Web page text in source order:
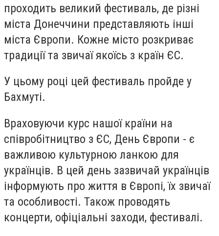
проходить великий фестиваль, де різні
міста Донеччини представляють інші
міста Європи. Кожне місто розкриває
традиції та звичаї якоїсь з країн ЄС.
У цьому році цей фестиваль пройде у
Бахмуті.
Враховуючи курс нашої країни на
співробітництво з ЄС, День Європи - є
важливою культурною ланкою для
українців. В цей день зазвичай українців
інформують про життя в Європі, їх звичаї
та особливості. Також проводять
концерти, офіціальні заходи, фестивалі.